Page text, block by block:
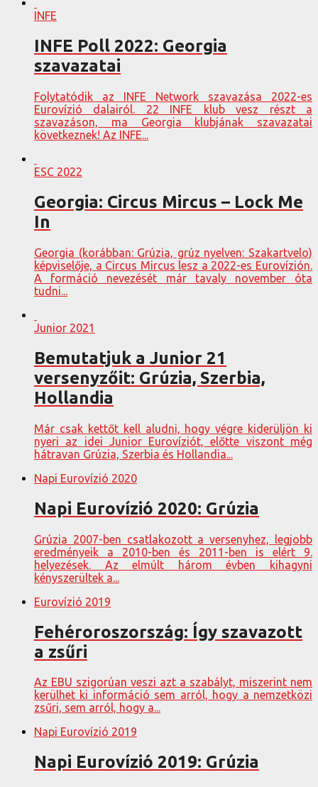
INFE
INFE Poll 2022: Georgia
szavazatai
Folytatódik az INFE Network szavazása 2022-es
Eurovízió dalairól. 22 INFE klub vesz részt a
szavazáson, ma Georgia klubjának szavazatai
következnek! Az INFE...
ESC 2022
Georgia: Circus Mircus – Lock Me
In
Georgia (korábban: Grúzia, grúz nyelven: Szakartvelo)
képviselője, a Circus Mircus lesz a 2022-es Eurovízión.
A formáció nevezését már tavaly november óta
tudni...
Junior 2021
Bemutatjuk a Junior 21
versenyzőit: Grúzia, Szerbia,
Hollandia
Már csak kettőt kell aludni, hogy végre kiderüljön ki
nyeri az idei Junior Eurovíziót, előtte viszont még
hátravan Grúzia, Szerbia és Hollandia...
Napi Eurovízió 2020
Napi Eurovízió 2020: Grúzia
Grúzia 2007-ben csatlakozott a versenyhez, legjobb
eredményeik a 2010-ben és 2011-ben is elért 9.
helyezések. Az elmúlt három évben kihagyni
kényszerültek a...
Eurovízió 2019
Fehéroroszország: Így szavazott
a zsűri
Az EBU szigorúan veszi azt a szabályt, miszerint nem
kerülhet ki információ sem arról, hogy a nemzetközi
zsűri, sem arról, hogy a...
Napi Eurovízió 2019
Napi Eurovízió 2019: Grúzia